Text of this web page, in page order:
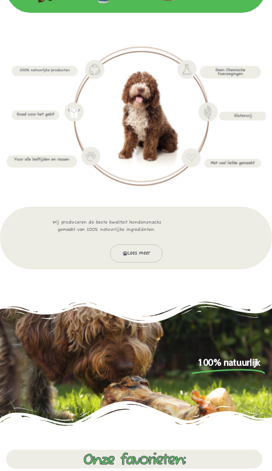
Wij produceren de beste kwaliteit hondensnacks
gemaakt van 100% natuurlijke ingrediënten.
Lees meer
100% natuurlijk
Onze favorieten: